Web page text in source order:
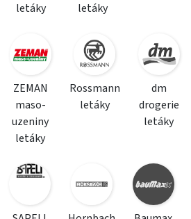
letáky
letáky
ZEMAN
maso-
uzeniny
letáky
Rossmann
letáky
dm
drogerie
letáky